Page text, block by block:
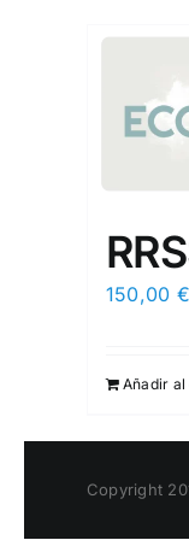
150,00 €
Añadir
Copyright